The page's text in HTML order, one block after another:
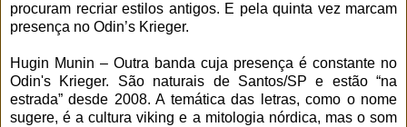
procuram recriar estilos antigos. E pela quinta vez marcam
presença no Odin’s Krieger.
Hugin Munin – Outra banda cuja presença é constante no
Odin's Krieger. São naturais de Santos/SP e estão “na
estrada” desde 2008. A temática das letras, como o nome
sugere, é a cultura viking e a mitologia nórdica, mas o som